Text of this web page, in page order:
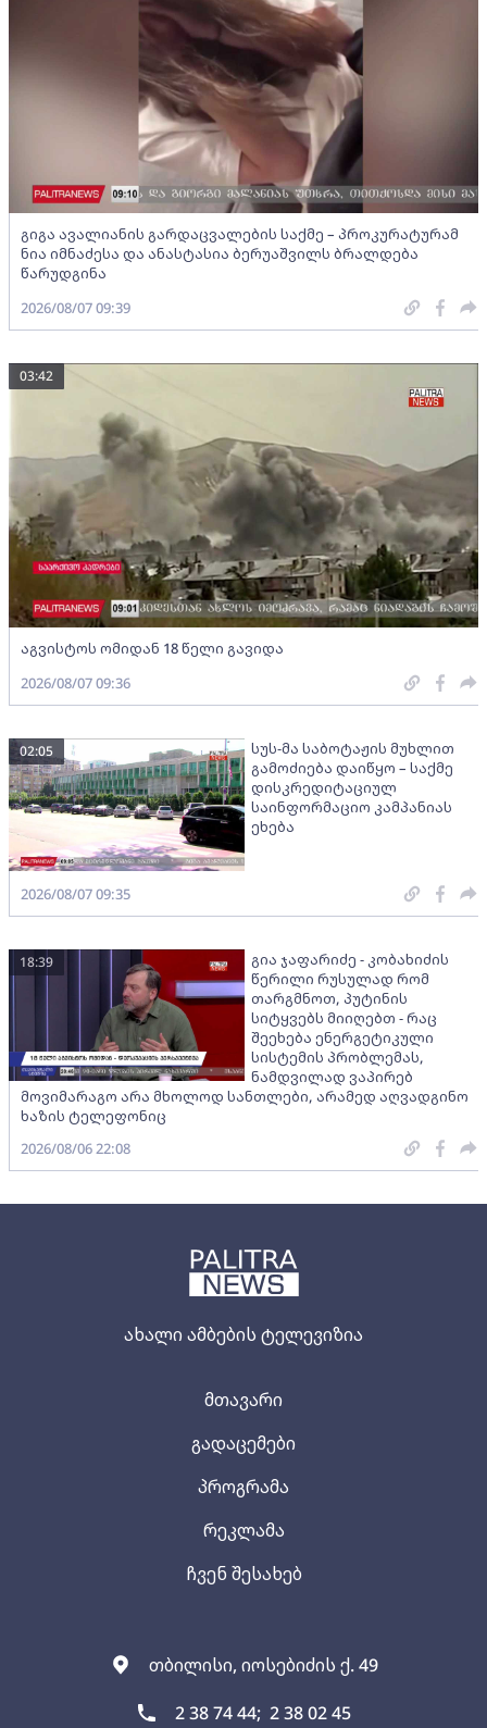
ახალი ამბების ტელევიზია
თბილისი, იოსებიძის ქ. 49
2 38 74 44; 2 38 02 45
მთავარი
გადაცემები
პროგრამა
რეკლამა
ჩვენ შესახებ
გიგა ავალიანის გარდაცვალების საქმე – პროკურატურამ
ნია იმნაძესა და ანასტასია ბერუაშვილს ბრალდება
წარუდგინა
2026/08/07 09:39
აგვისტოს ომიდან 18 წელი გავიდა
03:42
2026/08/07 09:36
სუს-მა საბოტაჟის მუხლით
გამოძიება დაიწყო – საქმე
დისკრედიტაციულ
საინფორმაციო კამპანიას
ეხება
02:05
2026/08/07 09:35
გია ჯაფარიძე - კობახიძის
წერილი რუსულად რომ
თარგმნოთ, პუტინის
სიტყვებს მიიღებთ - რაც
შეეხება ენერგეტიკული
სისტემის პრობლემას,
ნამდვილად ვაპირებ
მოვიმარაგო არა მხოლოდ სანთლები, არამედ აღვადგინო
ხაზის ტელეფონიც
18:39
2026/08/06 22:08